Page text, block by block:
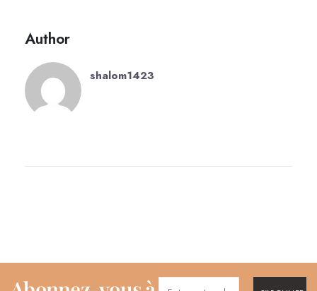
Author
shalom1423